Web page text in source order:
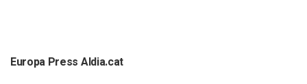
Europa Press Aldia.cat